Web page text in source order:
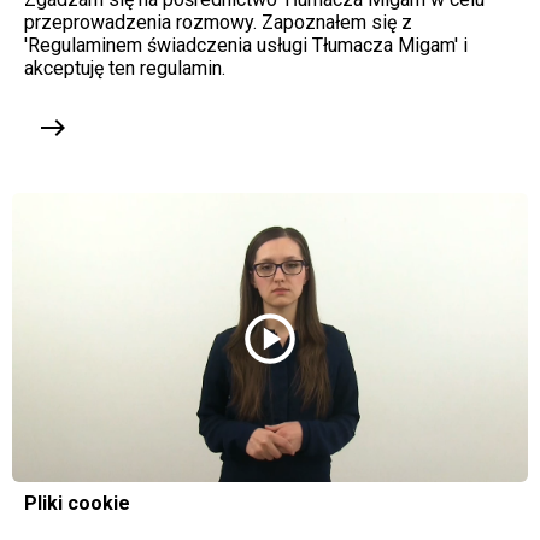
przeprowadzenia rozmowy. Zapoznałem się z
'Regulaminem świadczenia usługi Tłumacza Migam' i
akceptuję ten regulamin.
east
play_circle
Pliki cookie